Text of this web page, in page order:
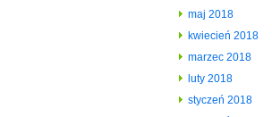
maj 2018
kwiecień 2018
marzec 2018
luty 2018
styczeń 2018